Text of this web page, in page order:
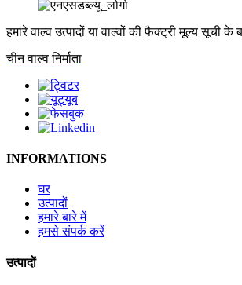
हमारे वाल्व उत्पादों या वाल्वों की फैक्ट्री मूल्य
चीन वाल्व निर्माता
INFORMATIONS
घर
उत्पादों
हमारे बारे में
हमसे संपर्क करें
उत्पादों